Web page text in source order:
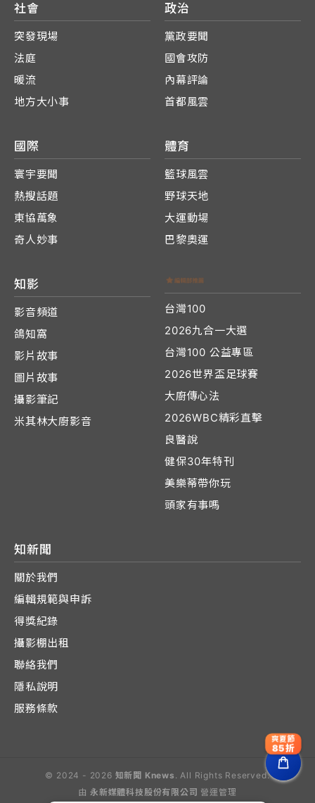
社會
突發現場
法庭
暖流
地方大小事
政治
黨政要聞
國會攻防
內幕評論
首都風雲
國際
寰宇要聞
熱搜話題
東協萬象
奇人妙事
體育
籃球風雲
野球天地
大運動場
巴黎奧運
知影
影音頻道
鴿知窩
影片故事
圖片故事
攝影筆記
米其林大廚影音
台灣100
2026九合一大選
台灣100 公益專區
2026世界盃足球賽
大廚傳心法
2026WBC精彩直擊
良醫說
健保30年特刊
美樂蒂帶你玩
頭家有事嗎
知新聞
關於我們
編輯規範與申訴
得獎紀錄
攝影棚出租
聯絡我們
隱私說明
服務條款
© 2024 - 2026 知新聞 Knews . All Rights Reserved.
由 永新媒體科技股份有限公司 營運管理
爽夏節
85折